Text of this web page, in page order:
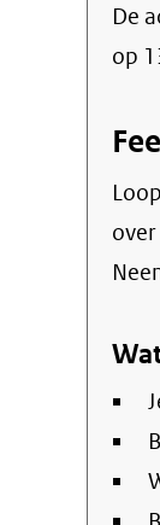
De
op